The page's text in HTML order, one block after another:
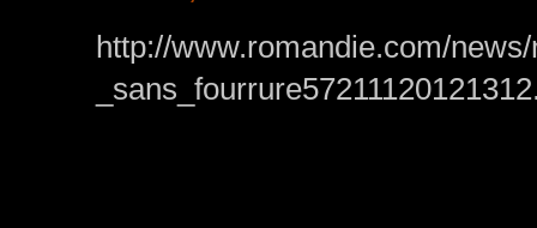
http://www.romandie.com/